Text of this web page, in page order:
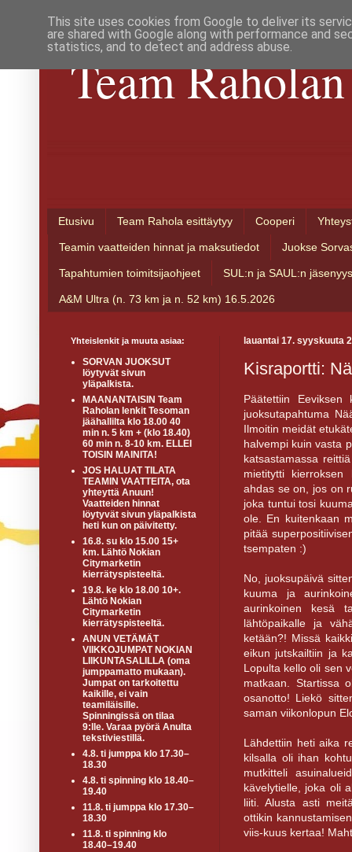
Team
Etusivu Team Rahola esittäytyy Cooperi
Teamin vaatteiden hinnat ja maksutiedot Juokse
Tapahtumien toimitsijaohjeet SUL:n ja SAUL:n jäsenyys
A&M Ultra (n. 73 km ja n. 52 km) 16.5.2026
lauantai 17. syyskuuta
Kisraportti:
Päätettiin Eeviksen
juoksutapahtuma
Ilmoitin meidät
halvempi kuin vasta
katsastamassa
mietitytti kierroksen
ahdas se on, jos on
joka tuntui tosi
ole. En kuitenkaan
pitää
tsempaten :)
No, juoksupäivä
kuuma ja
aurinkoinen kesä
lähtöpaikalle ja
ketään?! Missä
eikun jutskailtiin ja
Lopulta kello oli sen
matkaan. Startissa
osanotto! Liekö
saman viikonlopun
Lähdettiin heti aika
kilsalla oli ihan
mutkitteli
kävelytielle, joka oli
liiti. Alusta asti
ottikin
viis-kuus kertaa!
Yhteislenkit ja muuta asiaa:
SORVAN JUOKSUT
löytyvät sivun
yläpalkista.
MAANANTAISIN Team
Raholan lenkit Tesoman
jäähallilta klo 18.00 40
min n. 5 km + (klo 18.40)
60 min n. 8-10 km. ELLEI
TOISIN MAINITA!
JOS HALUAT TILATA
TEAMIN VAATTEITA, ota
yhteyttä Anuun!
Vaatteiden hinnat
löytyvät sivun yläpalkista
heti kun on päivitetty.
16.8. su klo 15.00 15+
km. Lähtö Nokian
Citymarketin
kierrätyspisteeltä.
19.8. ke klo 18.00 10+.
Lähtö Nokian
Citymarketin
kierrätyspisteeltä.
ANUN VETÄMÄT
VIIKKOJUMPAT NOKIAN
LIIKUNTASALILLA (oma
jumppamatto mukaan).
Jumpat on tarkoitettu
kaikille, ei vain
teamiläisille.
Spinningissä on tilaa
9:lle. Varaa pyörä Anulta
tekstiviestillä.
4.8. ti jumppa klo 17.30–
18.30
4.8. ti spinning klo 18.40–
19.40
11.8. ti jumppa klo 17.30–
18.30
11.8. ti spinning klo
18.40–19.40
This site uses cookies from Google to deliver its
are shared with Google along with performance and
statistics, and to detect and address abuse.